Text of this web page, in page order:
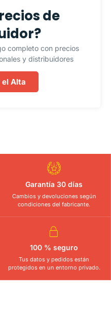
de
completo con precios
y distribuidores
Alta
Garantía 30 días
Cambios y devoluciones según
condiciones del fabricante.
100 % seguro
Tus datos y pedidos están
protegidos en un entorno privado.